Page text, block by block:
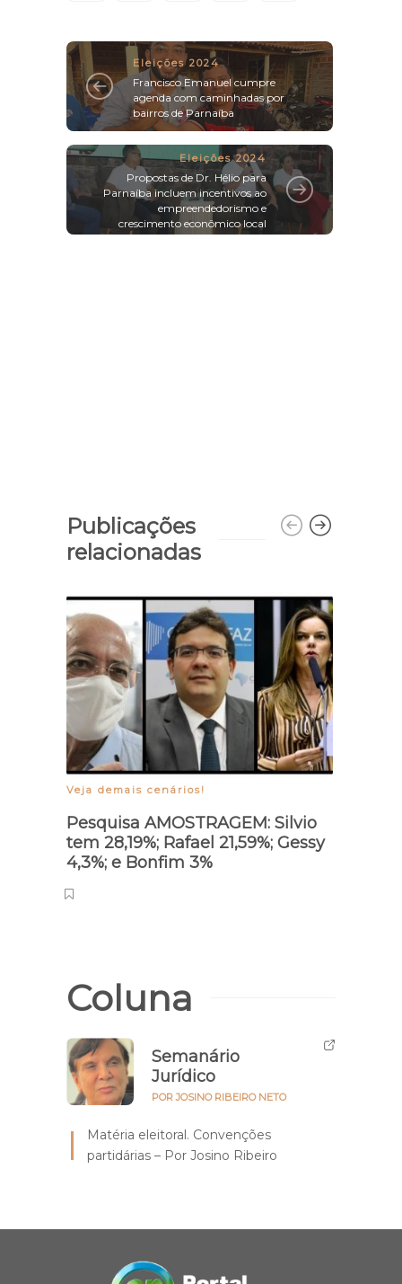
Eleições 2024
Francisco Emanuel cumpre
agenda com caminhadas por
bairros de Parnaíba
Eleições 2024
Propostas de Dr. Hélio para
Parnaíba incluem incentivos ao
empreendedorismo e
crescimento econômico local
Publicações
relacionadas
Veja demais cenários!
Pesquisa AMOSTRAGEM: Silvio
tem 28,19%; Rafael 21,59%; Gessy
4,3%; e Bonfim 3%
Coluna
Semanário
Jurídico
POR JOSINO RIBEIRO NETO
Matéria eleitoral. Convenções
partidárias – Por Josino Ribeiro